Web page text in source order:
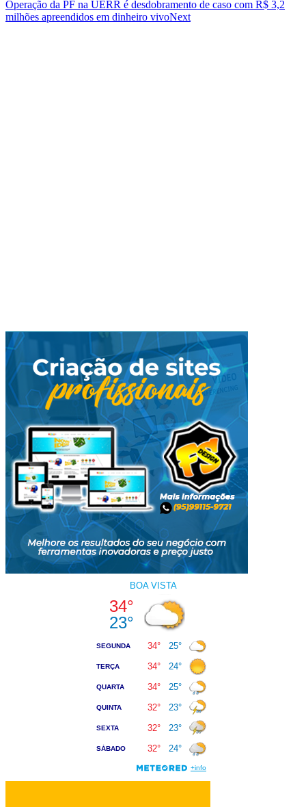
Operação da PF na UERR é desdobramento de caso com R$ 3,2
milhões apreendidos em dinheiro vivoNext